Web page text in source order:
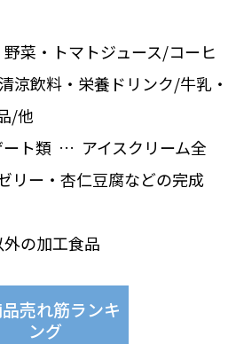
菜・トマトジュース/コーヒ
涼飲料・栄養ドリンク/牛乳・
/他
ト類 … アイスクリーム全
リー・杏仁豆腐などの完成
の加工食品
売れ筋ランキ
ング